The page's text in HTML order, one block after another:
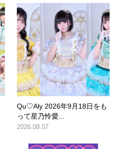
Qu♡Aly 2026年9月18日をも
って星乃怜愛...
2026.08.07